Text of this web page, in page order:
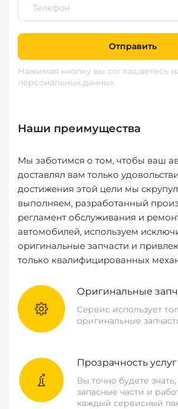
Отправить
Нажимая кнопку вы соглашаетесь
персональных данных
Наши преимущества
Мы заботимся о том, чтобы ваш
доставлял вам только
достижения этой цели мы
выполняем, разработанный
регламент обслуживания и
автомобилей, используем
оригинальные запчасти и
только квалифицированных
Оригинальные
Сервис использует
оригинальные
Прозрачность услуг
Вы точно будете
запасные части и
каждый сервисный